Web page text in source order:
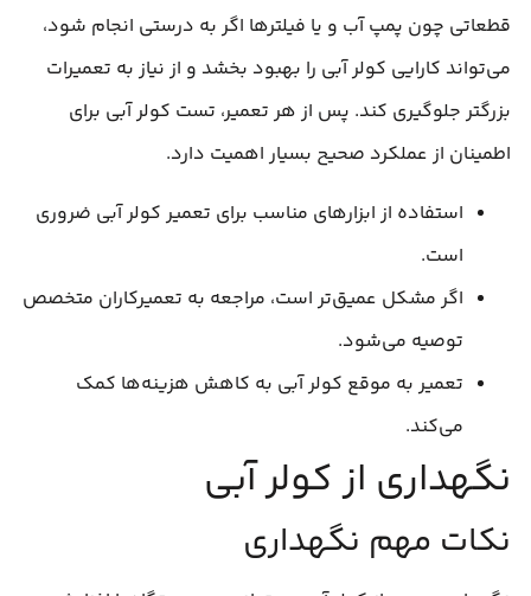
قطعاتی چون پمپ آب و یا فیلترها اگر به درستی انجام شود،
می‌تواند کارایی کولر آبی را بهبود بخشد و از نیاز به تعمیرات
بزرگتر جلوگیری کند. پس از هر تعمیر، تست کولر آبی برای
اطمینان از عملکرد صحیح بسیار اهمیت دارد.
استفاده از ابزارهای مناسب برای تعمیر کولر آبی ضروری
است.
اگر مشکل عمیق‌تر است، مراجعه به تعمیرکاران متخصص
توصیه می‌شود.
تعمیر به موقع کولر آبی به کاهش هزینه‌ها کمک
می‌کند.
نگهداری از کولر آبی
نکات مهم نگهداری